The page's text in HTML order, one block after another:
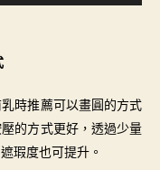
時推薦可 以畫圓的方式
的方式更好，透過少量
瑕度也可提升。